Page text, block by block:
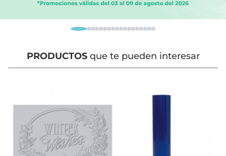
PRODUCTOSque te pueden interesar